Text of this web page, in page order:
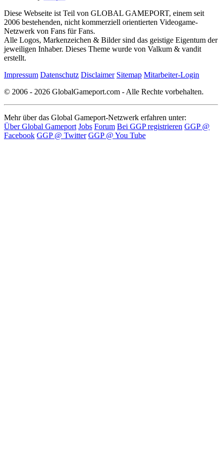
Diese Webseite ist Teil von GLOBAL GAMEPORT, einem seit
2006 bestehenden, nicht kommerziell orientierten Videogame-
Netzwerk von Fans für Fans.
Alle Logos, Markenzeichen & Bilder sind das geistige Eigentum der
jeweiligen Inhaber. Dieses Theme wurde von Valkum & vandit
erstellt.
Impressum Datenschutz Disclaimer Sitemap Mitarbeiter-Login
© 2006 - 2026 GlobalGameport.com - Alle Rechte vorbehalten.
Mehr über das Global Gameport-Netzwerk erfahren unter:
Über Global Gameport Jobs Forum Bei GGP registrieren GGP @
Facebook GGP @ Twitter GGP @ You Tube